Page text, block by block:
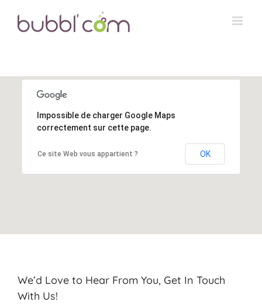
content
Impossible de charger Google Maps
correctement sur cette page.
Ce site Web vous appartient ? OK
We’d Love to Hear From You, Get In Touch
With Us!